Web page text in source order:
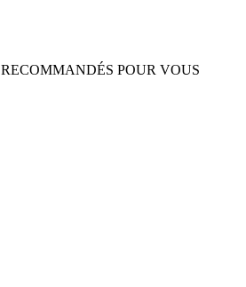
RECOMMANDÉS POUR VOUS